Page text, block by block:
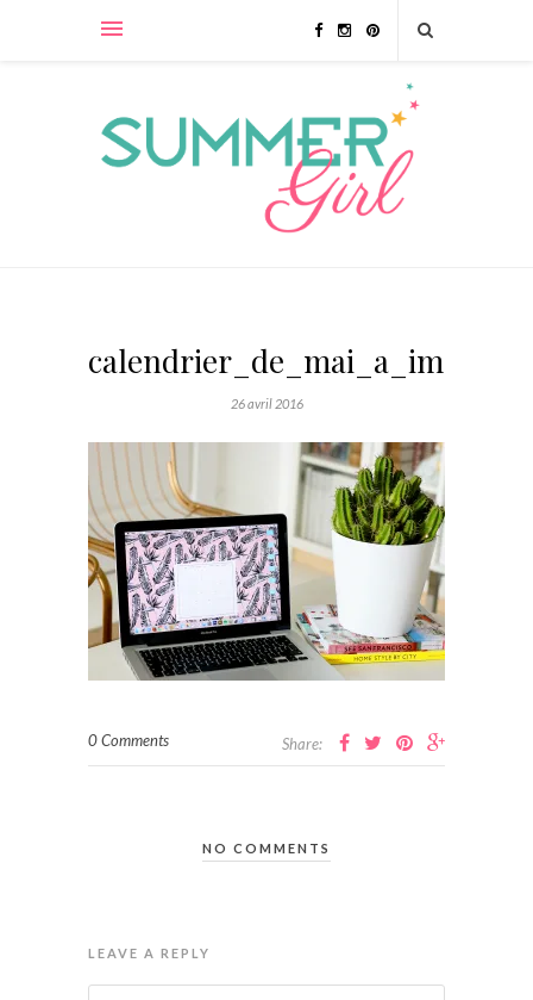
26 avril 2016
0 Comments Share:
NO COMMENTS
LEAVE A REPLY